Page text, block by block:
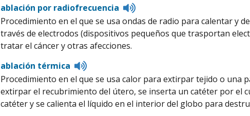
ablación por radiofrecuencia
Listen
to
pronunciation
Procedimiento en el que se usa ondas de radio para calentar y
través de electrodos (dispositivos pequeños que trasportan
tratar el cáncer y otras afecciones.
ablación térmica
Listen
pronunciation
Procedimiento en el que se usa calor para extirpar tejido o una
extirpar el recubrimiento del útero, se inserta un catéter por el
catéter y se calienta el líquido en el interior del globo para